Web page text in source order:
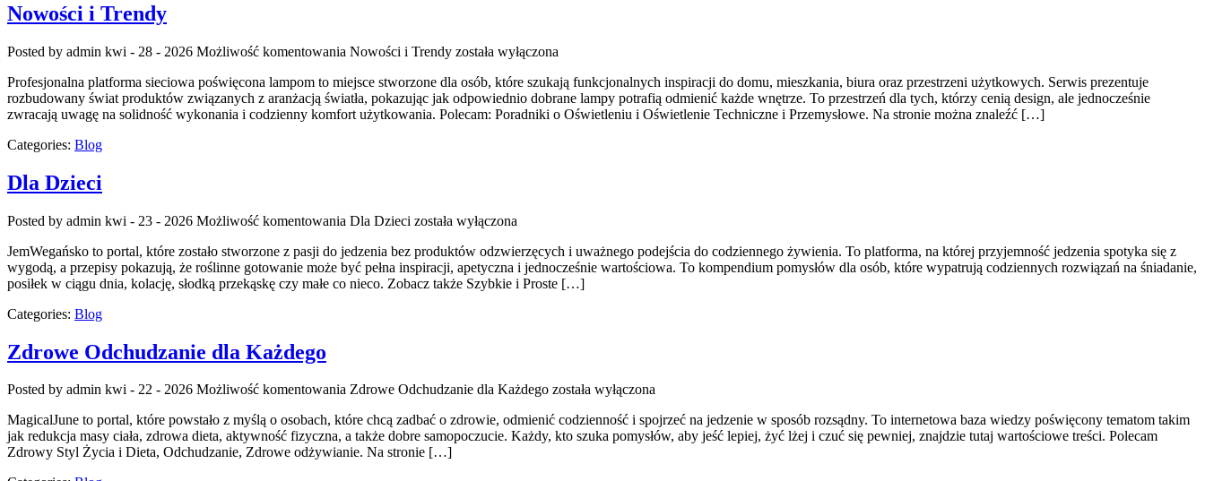
Nowości i Trendy
Posted by admin kwi - 28 - 2026 Możliwość komentowania Nowości i Trendy została wyłączona
Profesjonalna platforma sieciowa poświęcona lampom to miejsce stworzone dla osób, które szukają funkcjonalnych inspiracji do domu, mieszkania, biura oraz przestrzeni użytkowych. Serwis prezentuje
rozbudowany świat produktów związanych z aranżacją światła, pokazując jak odpowiednio dobrane lampy potrafią odmienić każde wnętrze. To przestrzeń dla tych, którzy cenią design, ale jednocześnie
zwracają uwagę na solidność wykonania i codzienny komfort użytkowania. Polecam: Poradniki o Oświetleniu i Oświetlenie Techniczne i Przemysłowe. Na stronie można znaleźć […]
Categories: Blog
Dla Dzieci
Posted by admin kwi - 23 - 2026 Możliwość komentowania Dla Dzieci została wyłączona
JemWegańsko to portal, które zostało stworzone z pasji do jedzenia bez produktów odzwierzęcych i uważnego podejścia do codziennego żywienia. To platforma, na której przyjemność jedzenia spotyka się z
wygodą, a przepisy pokazują, że roślinne gotowanie może być pełna inspiracji, apetyczna i jednocześnie wartościowa. To kompendium pomysłów dla osób, które wypatrują codziennych rozwiązań na śniadanie,
posiłek w ciągu dnia, kolację, słodką przekąskę czy małe co nieco. Zobacz także Szybkie i Proste […]
Categories: Blog
Zdrowe Odchudzanie dla Każdego
Posted by admin kwi - 22 - 2026 Możliwość komentowania Zdrowe Odchudzanie dla Każdego została wyłączona
MagicalJune to portal, które powstało z myślą o osobach, które chcą zadbać o zdrowie, odmienić codzienność i spojrzeć na jedzenie w sposób rozsądny. To internetowa baza wiedzy poświęcony tematom takim
jak redukcja masy ciała, zdrowa dieta, aktywność fizyczna, a także dobre samopoczucie. Każdy, kto szuka pomysłów, aby jeść lepiej, żyć lżej i czuć się pewniej, znajdzie tutaj wartościowe treści. Polecam
Zdrowy Styl Życia i Dieta, Odchudzanie, Zdrowe odżywianie. Na stronie […]